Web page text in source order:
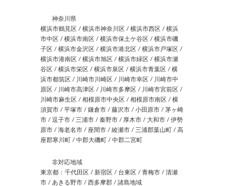
神奈川県
横浜市鶴見区 / 横浜市神奈川区 / 横浜市西区 / 横浜
市中区 / 横浜市南区 / 横浜市保土ケ谷区 / 横浜市磯
子区 / 横浜市金沢区 / 横浜市港北区 / 横浜市戸塚区 /
横浜市港南区 / 横浜市旭区 / 横浜市緑区 / 横浜市瀬
谷区 / 横浜市栄区 / 横浜市泉区 / 横浜市青葉区 / 横
浜市都筑区 / 川崎市川崎区 / 川崎市幸区 / 川崎市中
原区 / 川崎市高津区 / 川崎市多摩区 / 川崎市宮前区 /
川崎市麻生区 / 相模原市中央区 / 相模原市南区 / 横
須賀市 / 平塚市 / 鎌倉市 / 藤沢市 / 小田原市 / 茅ヶ崎
市 / 逗子市 / 三浦市 / 秦野市 / 厚木市 / 大和市 / 伊勢
原市 / 海老名市 / 座間市 / 綾瀬市 / 三浦郡葉山町 / 高
座郡寒川町 / 中郡大磯町 / 中郡二宮町
非対応地域
東京都：千代田区 / 新宿区 / 台東区 / 青梅市 / 清瀬
市 / あきる野市 / 西多摩郡 / 諸島地域